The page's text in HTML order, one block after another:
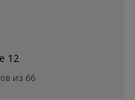
12
из 66